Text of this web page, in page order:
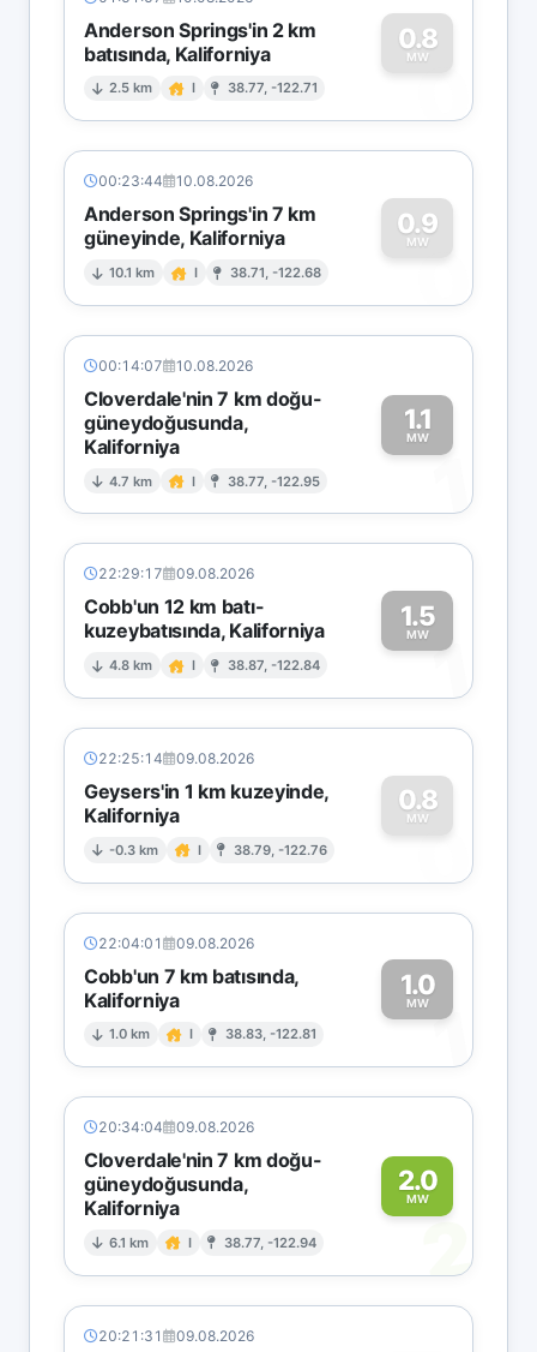
Anderson Springs'in 2 km
batısında, Kaliforniya
2.5 km I 38.77, -122.71
0.8
MW
0
00:23:44 10.08.2026
Anderson Springs'in 7 km
güneyinde, Kaliforniya
10.1 km I 38.71, -122.68
0.9
MW
0
00:14:07 10.08.2026
Cloverdale'nin 7 km doğu-
güneydoğusunda,
Kaliforniya
4.7 km I 38.77, -122.95
1.1
MW
1
22:29:17 09.08.2026
Cobb'un 12 km batı-
kuzeybatısında, Kaliforniya
4.8 km I 38.87, -122.84
1.5
MW1
22:25:14 09.08.2026
Geysers'in 1 km kuzeyinde,
Kaliforniya
-0.3 km I 38.79, -122.76
0.8
MW
0
22:04:01 09.08.2026
Cobb'un 7 km batısında,
Kaliforniya
1.0 km I 38.83, -122.81
1.0
MW1
20:34:04 09.08.2026
Cloverdale'nin 7 km doğu-
güneydoğusunda,
Kaliforniya
6.1 km I 38.77, -122.94
2.0
MW
2
20:21:31 09.08.2026